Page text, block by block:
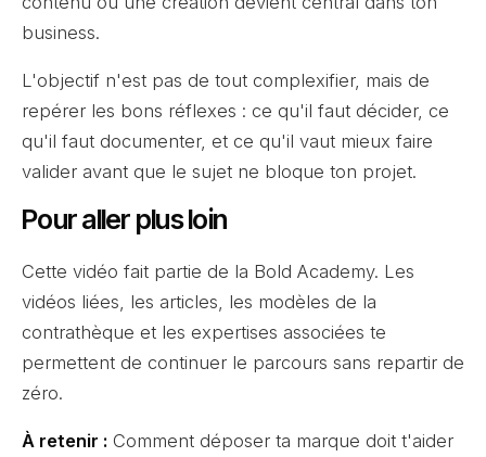
business.
L'objectif n'est pas de tout complexifier, mais de
repérer les bons réflexes : ce qu'il faut décider, ce
qu'il faut documenter, et ce qu'il vaut mieux faire
valider avant que le sujet ne bloque ton projet.
Pour aller plus loin
Cette vidéo fait partie de la Bold Academy. Les
vidéos liées, les articles, les modèles de la
contrathèque et les expertises associées te
permettent de continuer le parcours sans repartir de
zéro.
À retenir : Comment déposer ta marque doit t'aider